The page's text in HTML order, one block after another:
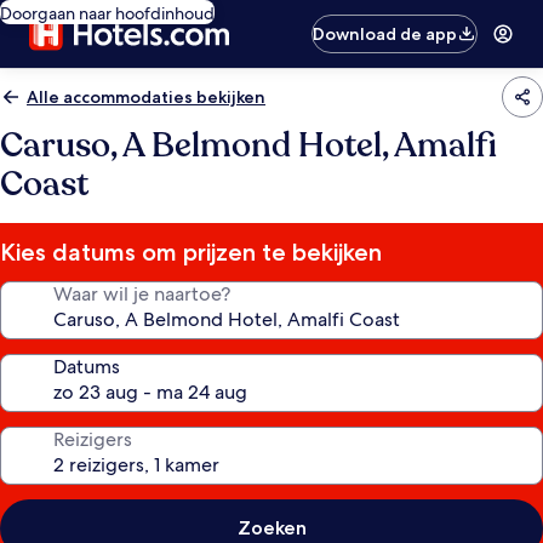
Doorgaan naar hoofdinhoud
Download de app
Alle accommodaties bekijken
Caruso, A Belmond Hotel, Amalfi
Coast
Kies datums om prijzen te bekijken
Waar wil je naartoe?
Datums
Reizigers
Zoeken